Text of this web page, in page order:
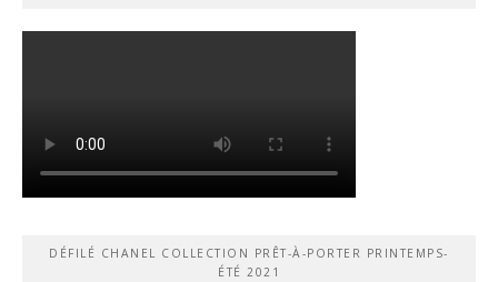
DÉFILÉ CHANEL COLLECTION PRÊT-À-PORTER PRINTEMPS-
ÉTÉ 2021